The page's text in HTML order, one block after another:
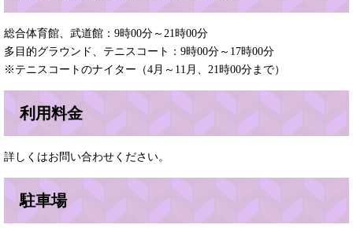
総合体育館、武道館：9時00分～21時00分
多目的グラウンド、テニスコート：9時00分～17時00分
※テニスコートのナイター（4月～11月、21時00分まで）
利用料金
詳しくはお問い合わせください。
駐車場